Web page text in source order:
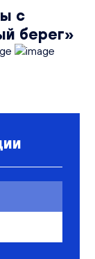
с
берег»